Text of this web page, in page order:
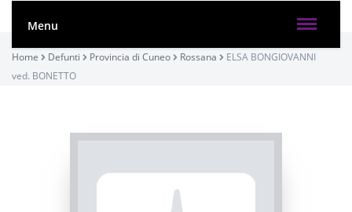
Menu
Home Defunti Provincia di Cuneo Rossana
ELSA BONGIOVANNI
ved. BONETTO
TRIGESIMA
Rossana, Chiesa Parrocchiale Maria Vergine Assunta